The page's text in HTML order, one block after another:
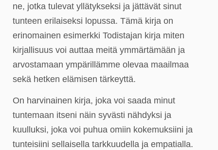
ne, jotka tulevat yllätykseksi ja jättävät sinut
tunteen erilaiseksi lopussa. Tämä kirja on
erinomainen esimerkki Todistajan kirja miten
kirjallisuus voi auttaa meitä ymmärtämään ja
arvostamaan ympärillämme olevaa maailmaa
sekä hetken elämisen tärkeyttä.
On harvinainen kirja, joka voi saada minut
tuntemaan itseni näin syvästi nähdyksi ja
kuulluksi, joka voi puhua omiin kokemuksiini ja
tunteisiini sellaisella tarkkuudella ja empatialla.